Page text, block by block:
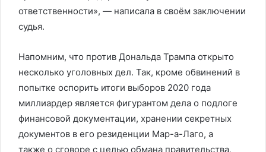
ответственности», — написала в своём заключении
судья.
Напомним, что против Дональда Трампа открыто
несколько уголовных дел. Так, кроме обвинений в
попытке оспорить итоги выборов 2020 года
миллиардер является фигурантом дела о подлоге
финансовой документации, хранении секретных
документов в его резиденции Мар-а-Лаго, а
также о сговоре с целью обмана правительства,